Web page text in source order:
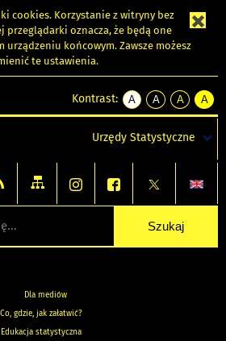
cookies. Korzystanie z witryny bez
przeglądarki oznacza, że będą one
urządzeniu końcowym. Zawsze możesz
te ustawienia.
Kontrast:
A
kontrast
A
kontrast
tekst
czarnym
A
kontrast
tekst
czarnym
A
tekst
żółtym
Urzędy Statystyczne
Dla mediów
Co, gdzie, jak załatwić?
Edukacja statystyczna